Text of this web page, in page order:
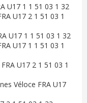
U17 1 1 51 03 1 32
U17 2 1 51 03 1
U17 1 1 51 03 1 32
U17 1 1 51 03 1
U17 2 1 51 03 1
Véloce FRA U17